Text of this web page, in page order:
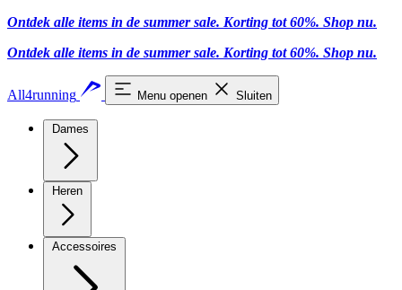
Ontdek alle items in de summer sale. Korting tot 60%. Shop nu.
Ontdek alle items in de summer sale. Korting tot 60%. Shop nu.
All4running Menu openen Sluiten
Dames
Heren
Accessoires